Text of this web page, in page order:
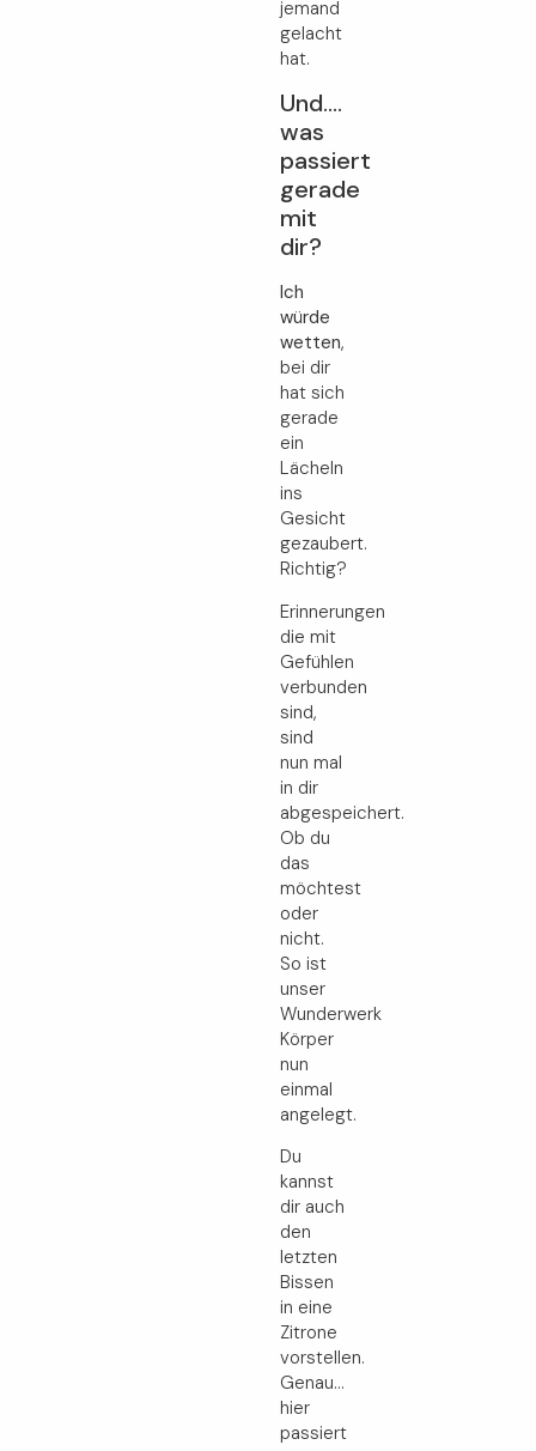
jemand
gelacht
hat.
Und….
was
passiert
gerade
mit
dir?
Ich
würde
wetten,
bei dir
hat sich
gerade
ein
Lächeln
ins
Gesicht
gezaubert.
Richtig?
Erinnerungen
die mit
Gefühlen
verbunden
sind,
sind
nun mal
in dir
abgespeichert.
Ob du
das
möchtest
oder
nicht.
So ist
unser
Wunderwerk
Körper
nun
einmal
angelegt.
Du
kannst
dir auch
den
letzten
Bissen
in eine
Zitrone
vorstellen.
Genau…
hier
passiert